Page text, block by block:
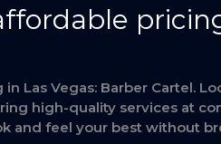
Las Vegas: Barber Cartel.
high-quality services at
and feel your best without